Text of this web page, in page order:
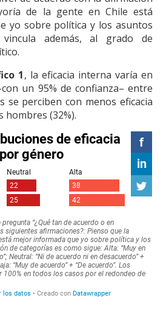
de la gente en Chile está
yo sobre política y los asuntos
además, al grado de
1, la eficacia interna varía en
un 95% de confianza– entre
se perciben con menos eficacia
hombres (32%).